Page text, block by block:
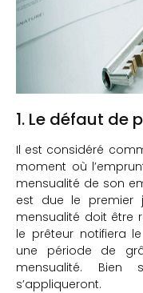
1. Le défaut de
Il est considéré
moment où
mensualité de son
est due le premier
mensualité doit être
le prêteur notifiera
une période de
mensualité.
s’appliqueront.